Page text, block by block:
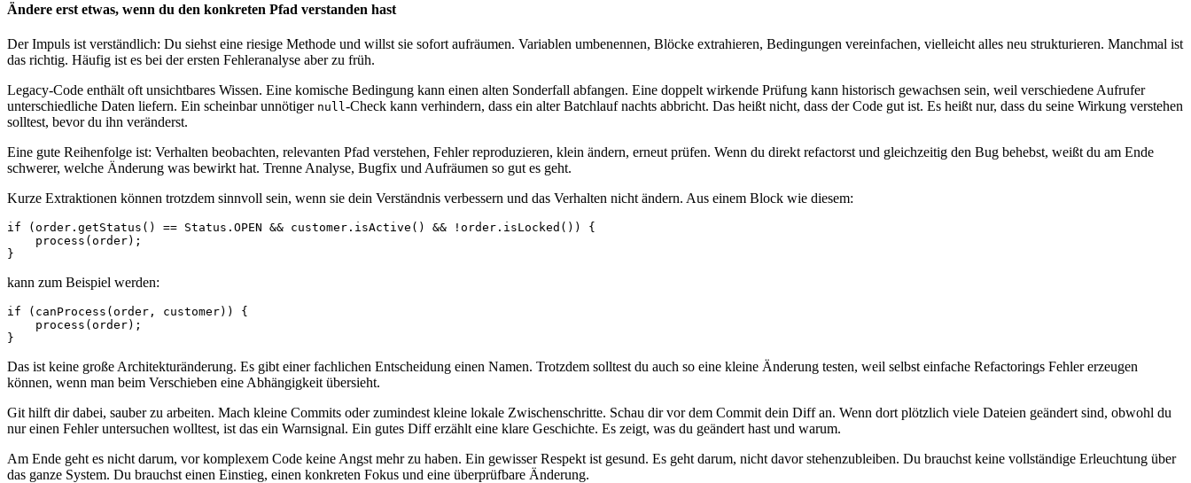
Ändere erst etwas, wenn du den konkreten Pfad verstanden hast
Der Impuls ist verständlich: Du siehst eine riesige Methode und willst sie sofort aufräumen. Variablen umbenennen, Blöcke extrahieren, Bedingungen vereinfachen, vielleicht alles neu strukturieren. Manchmal ist
das richtig. Häufig ist es bei der ersten Fehleranalyse aber zu früh.
Legacy-Code enthält oft unsichtbares Wissen. Eine komische Bedingung kann einen alten Sonderfall abfangen. Eine doppelt wirkende Prüfung kann historisch gewachsen sein, weil verschiedene Aufrufer
unterschiedliche Daten liefern. Ein scheinbar unnötiger null -Check kann verhindern, dass ein alter Batchlauf nachts abbricht. Das heißt nicht, dass der Code gut ist. Es heißt nur, dass du seine Wirkung verstehen
solltest, bevor du ihn veränderst.
Eine gute Reihenfolge ist: Verhalten beobachten, relevanten Pfad verstehen, Fehler reproduzieren, klein ändern, erneut prüfen. Wenn du direkt refactorst und gleichzeitig den Bug behebst, weißt du am Ende
schwerer, welche Änderung was bewirkt hat. Trenne Analyse, Bugfix und Aufräumen so gut es geht.
Kurze Extraktionen können trotzdem sinnvoll sein, wenn sie dein Verständnis verbessern und das Verhalten nicht ändern. Aus einem Block wie diesem:
if (order.getStatus() == Status.OPEN && customer.isActive() && !order.isLocked()) {
    process(order);
}
kann zum Beispiel werden:
if (canProcess(order, customer)) {
    process(order);
}
Das ist keine große Architekturänderung. Es gibt einer fachlichen Entscheidung einen Namen. Trotzdem solltest du auch so eine kleine Änderung testen, weil selbst einfache Refactorings Fehler erzeugen
können, wenn man beim Verschieben eine Abhängigkeit übersieht.
Git hilft dir dabei, sauber zu arbeiten. Mach kleine Commits oder zumindest kleine lokale Zwischenschritte. Schau dir vor dem Commit dein Diff an. Wenn dort plötzlich viele Dateien geändert sind, obwohl du
nur einen Fehler untersuchen wolltest, ist das ein Warnsignal. Ein gutes Diff erzählt eine klare Geschichte. Es zeigt, was du geändert hast und warum.
Am Ende geht es nicht darum, vor komplexem Code keine Angst mehr zu haben. Ein gewisser Respekt ist gesund. Es geht darum, nicht davor stehenzubleiben. Du brauchst keine vollständige Erleuchtung über
das ganze System. Du brauchst einen Einstieg, einen konkreten Fokus und eine überprüfbare Änderung.